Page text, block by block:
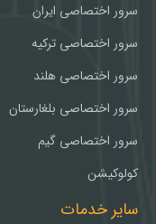
سرور اختصاصی ایران
سرور اختصاصی ترکیه
سرور اختصاصی هلند
سرور اختصاصی بلغارستان
سرور اختصاصی گیم
کولوکیشن
سایر خدمات